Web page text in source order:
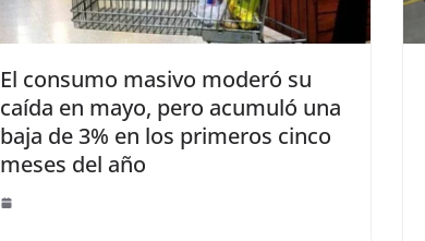
El consumo masivo moderó su
caída en mayo, pero acumuló una
baja de 3% en los primeros cinco
meses del año